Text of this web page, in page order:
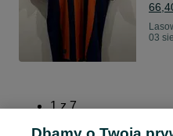
03
1 z 7
Dalej